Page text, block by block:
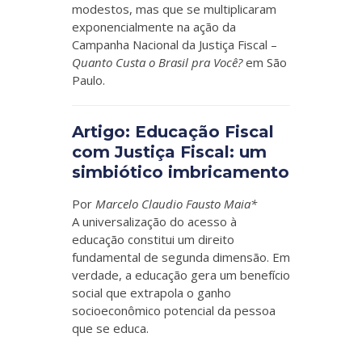
modestos, mas que se multiplicaram
exponencialmente na ação da
Campanha Nacional da Justiça Fiscal –
Quanto Custa o Brasil pra Você?em São
Paulo.
Artigo: Educação Fiscal
com Justiça Fiscal: um
simbiótico imbricamento
Por Marcelo Claudio Fausto Maia*
A universalização do acesso à
educação constitui um direito
fundamental de segunda dimensão. Em
verdade, a educação gera um benefício
social que extrapola o ganho
socioeconômico potencial da pessoa
que se educa.